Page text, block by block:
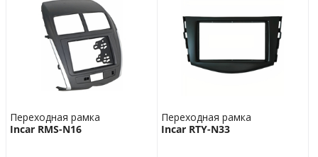
Переходная рамка
Incar RMS-N16
Переходная рамка
Incar RTY-N33